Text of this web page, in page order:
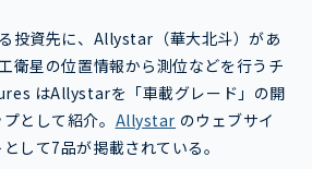
投資先に、Allystar（華大北斗）があ
衛星の位置情報から測位などを行うチ
はAllystarを「車載グレード」の開
として紹介。 Allystar のウェブサイ
して7品が掲載されている。